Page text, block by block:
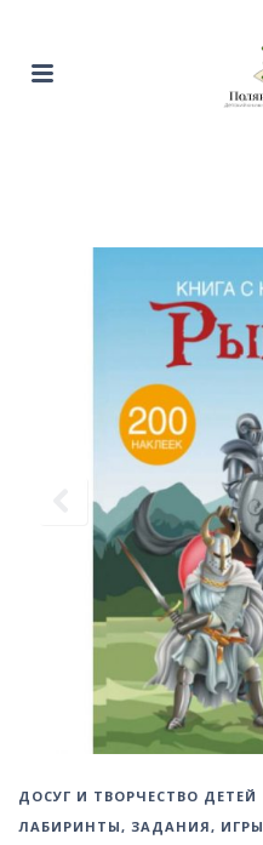
ДОСУГ И ТВОРЧЕСТВО ДЕТЕЙ
ЛАБИРИНТЫ, ЗАДАНИЯ, ИГРЫ